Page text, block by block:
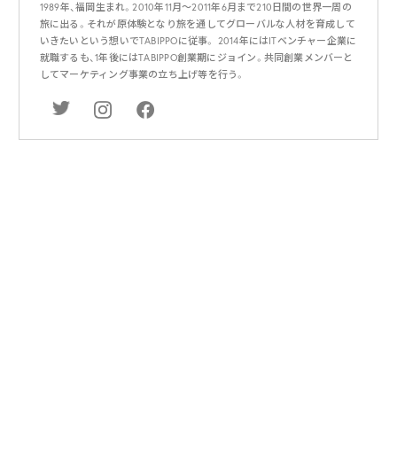
1989年、福岡生まれ。2010年11月〜2011年6月まで210日間の世界一周の
旅に出る。それが原体験となり旅を通してグローバルな人材を育成して
いきたいという想いでTABIPPOに従事。 2014年にはITベンチャー企業に
就職するも、1年後にはTABIPPO創業期にジョイン。共同創業メンバーと
してマーケティング事業の立ち上げ等を行う。